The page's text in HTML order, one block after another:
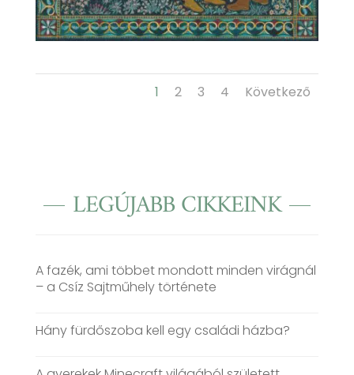
1 2 3 4 Következő
LEGÚJABB CIKKEINK
A fazék, ami többet mondott minden virágnál
– a Csíz Sajtműhely története
Hány fürdőszoba kell egy családi házba?